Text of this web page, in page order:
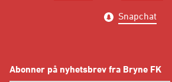
Snapchat
Abonner på nyhetsbrev fra Bryne FK